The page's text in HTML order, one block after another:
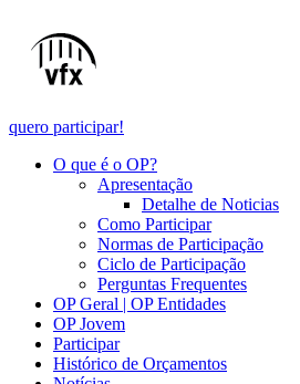
quero participar!
O que é o OP?
Apresentação
Detalhe de Noticias
Como Participar
Normas de Participação
Ciclo de Participação
Perguntas Frequentes
OP Geral | OP Entidades
OP Jovem
Participar
Histórico de Orçamentos